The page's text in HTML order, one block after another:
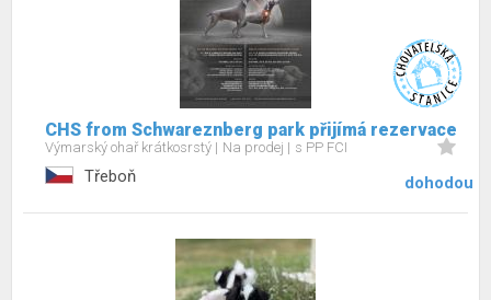
CHS from Schwareznberg park přijímá rezervace
Výmarský ohař krátkosrstý Na prodej s PP FCI
Třeboň dohodou